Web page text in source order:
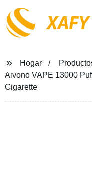
XAFY
Hogar
Aivono VAPE 13000
Cigarette